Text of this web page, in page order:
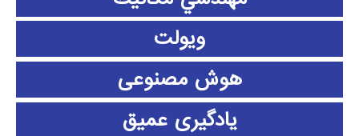
ویولت
هوش مصنوعی
یادگیری عمیق